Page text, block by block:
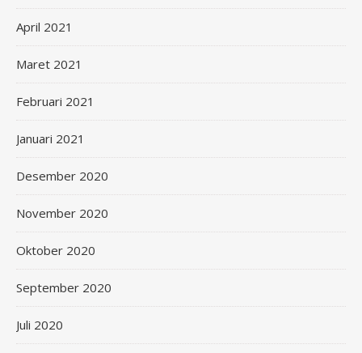
April 2021
Maret 2021
Februari 2021
Januari 2021
Desember 2020
November 2020
Oktober 2020
September 2020
Juli 2020